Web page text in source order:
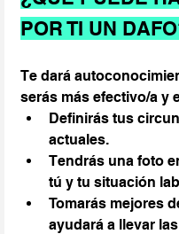
POR TI UN
Te dará
serás más efectivo/a y
Definirás tus
actuales.
Tendrás una foto
tú y tu situación
Tomarás mejores
ayudará a llevar